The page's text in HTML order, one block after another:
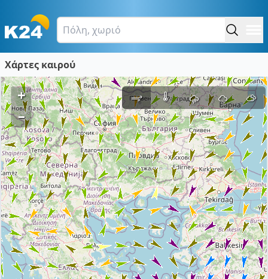
Χάρτες καιρού
+
–